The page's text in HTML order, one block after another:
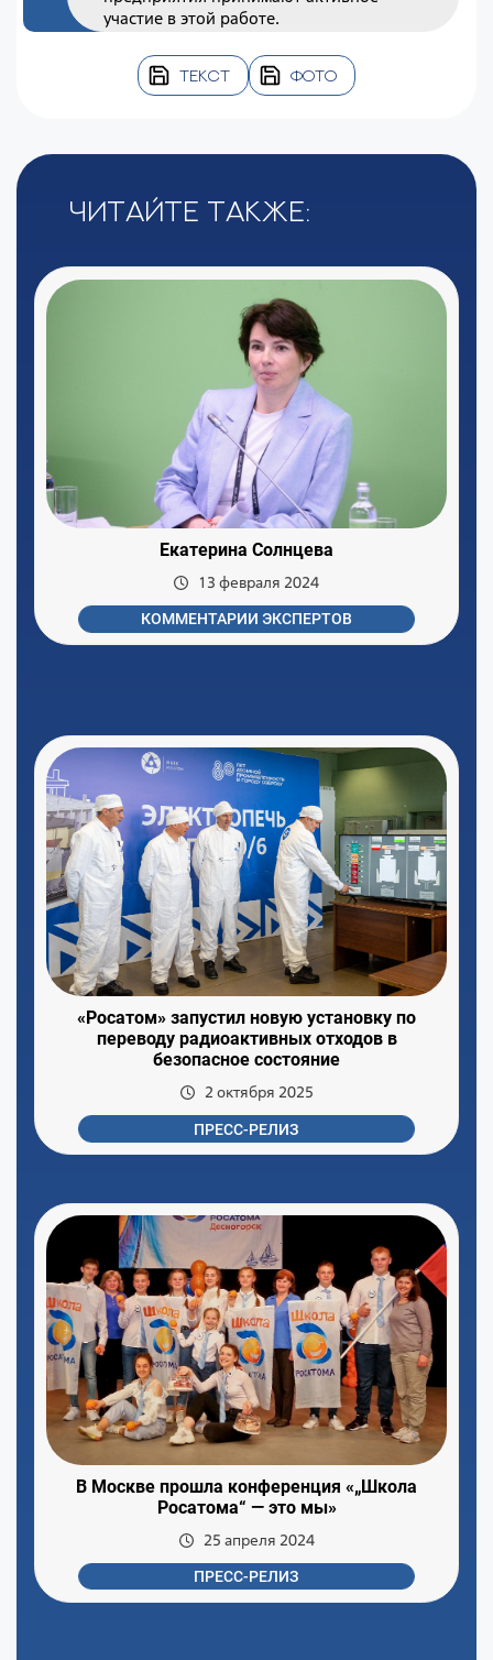
участие в этой работе.
ТЕКСТ ФОТО
Читайте также:
Екатерина Солнцева
13 февраля 2024
КОММЕНТАРИИ ЭКСПЕРТОВ
«Росатом» запустил новую установку по
переводу радиоактивных отходов в
безопасное состояние
2 октября 2025
ПРЕСС-РЕЛИЗ
В Москве прошла конференция «„Школа
Росатома“ — это мы»
25 апреля 2024
ПРЕСС-РЕЛИЗ